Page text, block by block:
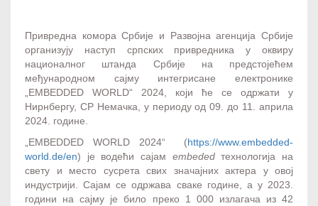
Привредна комора Србије и Развојна агенција Србије
организују наступ српских привредника у оквиру
националног штанда Србије на предстојећем
међународном сајму интегрисане електронике
„EMBEDDED WORLD“ 2024, који ће се одржати у
Нирнбергу, СР Немачка, у периоду од 09. до 11. априла
2024. године.
„EMBEDDED WORLD 2024“ (https://www.embedded-
world.de/en) је водећи сајам embededтехнологија на
свету и место сусрета свих значајних актера у овој
индустрији. Сајам се одржава сваке године, а у 2023.
години на сајму је било преко 1 000 излагача из 42